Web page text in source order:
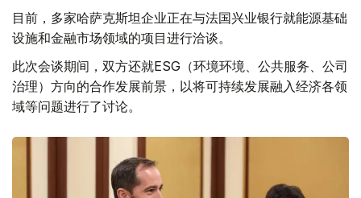
目前，多家哈萨克斯坦企业正在与法国兴业银行就能源基础
设施和金融市场领域的项目进行洽谈。
此次会谈期间，双方还就ESG（环境环境、公共服务、公司
治理）方向的合作发展前景，以将可持续发展融入经济各领
域等问题进行了讨论。